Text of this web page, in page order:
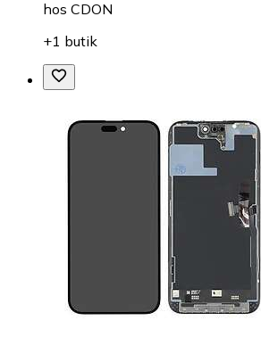
hos CDON
+1 butik